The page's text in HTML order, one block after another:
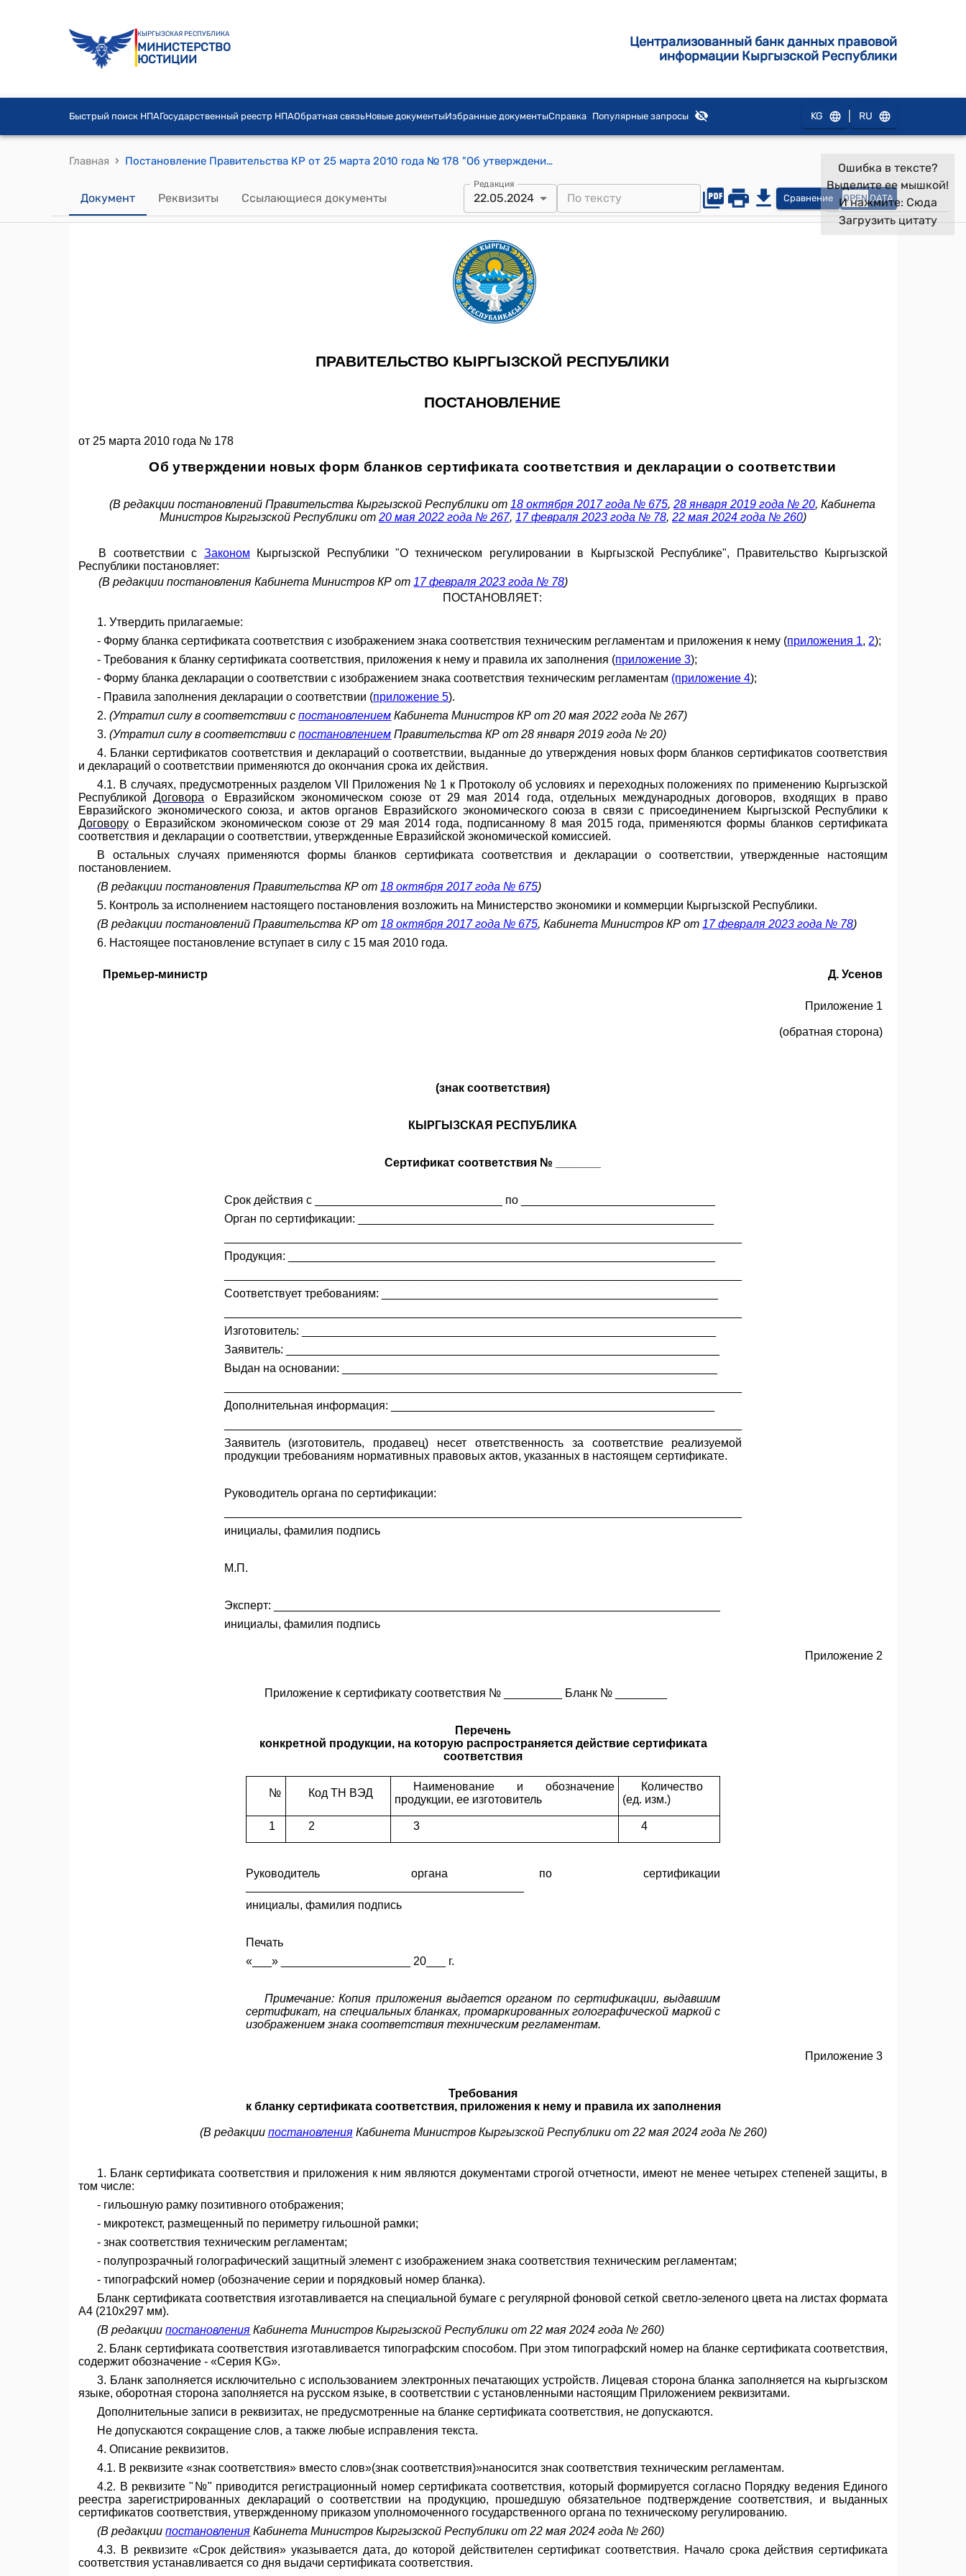
КЫРГЫЗСКАЯ РЕСПУБЛИКА
МИНИСТЕРСТВО
ЮСТИЦИИ
Централизованный банк данных правовой
информации Кыргызской Республики
Быстрый поиск НПАГосударственный реестр НПАОбратная связьНовые документыИзбранные документыСправка Популярные запросы KG RU
Главная › Постановление Правительства КР от 25 марта 2010 года № 178 "Об утверждении новых форм бланков сертификата соответствия и декларации о соответствии "
Документ Реквизиты Ссылающиеся документы
Редакция
22.05.2024 Сравнение OPEN DATA
Ошибка в тексте?
Выделите ее мышкой!
И нажмите: Сюда
Загрузить цитату